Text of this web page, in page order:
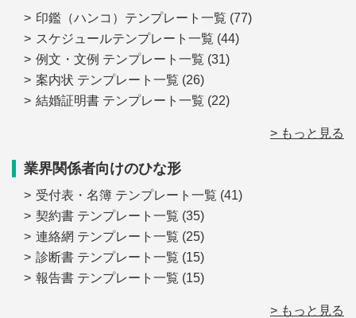
印鑑（ハンコ）テンプレート一覧 (77)
スケジュールテンプレート一覧 (44)
例文・文例 テンプレート一覧 (31)
案内状 テンプレート一覧 (26)
結婚証明書 テンプレート一覧 (22)
> もっと見る
業界関係者向けのひな形
受付表・名簿 テンプレート一覧 (41)
契約書 テンプレート一覧 (35)
連絡網 テンプレート一覧 (25)
診断書 テンプレート一覧 (15)
報告書 テンプレート一覧 (15)
> もっと見る